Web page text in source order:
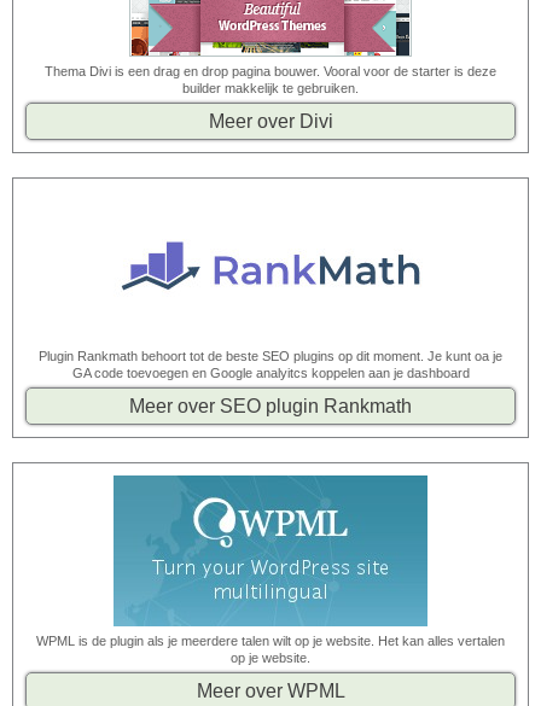
Thema Divi is een drag en drop pagina bouwer. Vooral voor de starter is deze
builder makkelijk te gebruiken.
Meer over Divi
Plugin Rankmath behoort tot de beste SEO plugins op dit moment. Je kunt oa je
GA code toevoegen en Google analyitcs koppelen aan je dashboard
Meer over SEO plugin Rankmath
WPML is de plugin als je meerdere talen wilt op je website. Het kan alles vertalen
op je website.
Meer over WPML